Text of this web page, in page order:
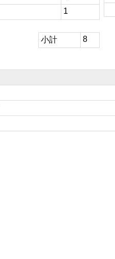
1
小計 8